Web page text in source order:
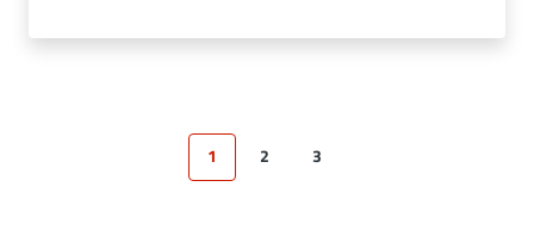
Pagina precedente
Pagina
1 Pagina
2 Pagina
3